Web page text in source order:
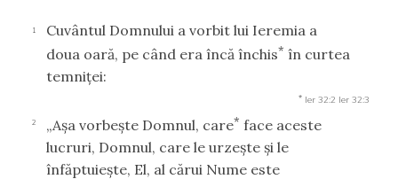
1
Cuvântul Domnului a vorbit lui Ieremia a
doua oară, pe când era încă închis* în curtea
temniţei:
* Ier 32:2 Ier 32:3
2 „Aşa vorbeşte Domnul, care* face aceste
lucruri, Domnul, care le urzeşte şi le
înfăptuieşte, El, al cărui Nume este